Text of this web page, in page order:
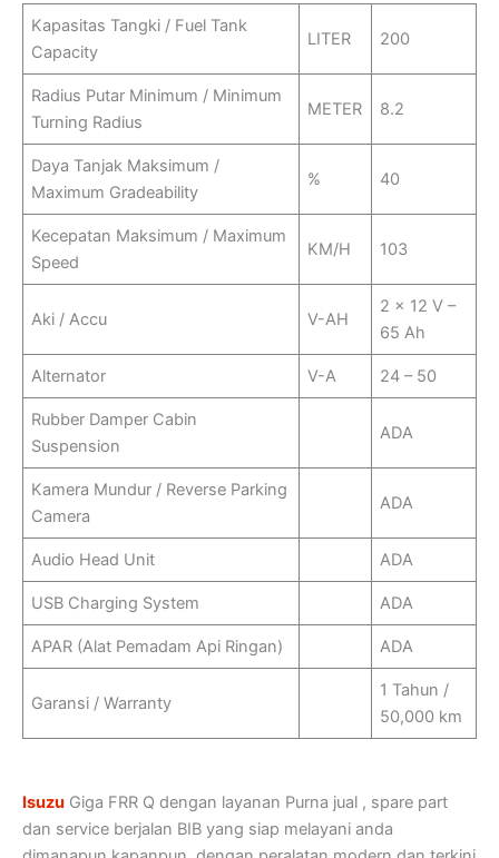
Kapasitas Tangki / Fuel Tank
Capacity
LITER 200
Radius Putar Minimum / Minimum
Turning Radius
METER 8.2
Daya Tanjak Maksimum /
Maximum Gradeability
% 40
Kecepatan Maksimum / Maximum
Speed
KM/H 103
Aki / Accu V-AH
2 x 12 V –
65 Ah
Alternator V-A 24 – 50
Rubber Damper Cabin
Suspension
ADA
Kamera Mundur / Reverse Parking
Camera
ADA
Audio Head Unit ADA
USB Charging System ADA
APAR (Alat Pemadam Api Ringan) ADA
Garansi / Warranty
1 Tahun /
50,000 km
Isuzu Giga FRR Q dengan layanan Purna jual , spare part
dan service berjalan BIB yang siap melayani anda